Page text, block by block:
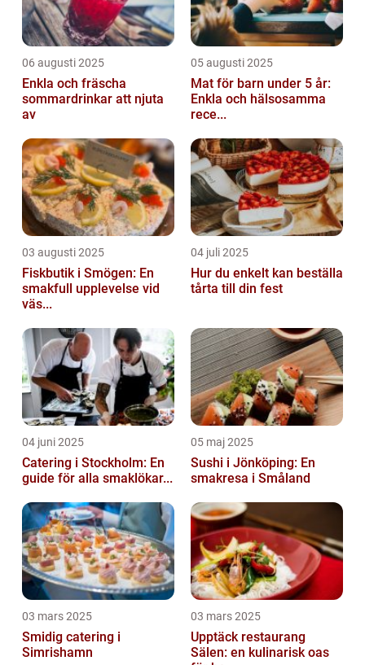
06 augusti 2025
Enkla och fräscha
sommardrinkar att njuta
av
05 augusti 2025
Mat för barn under 5 år:
Enkla och hälsosamma
rece...
03 augusti 2025
Fiskbutik i Smögen: En
smakfull upplevelse vid
väs...
04 juli 2025
Hur du enkelt kan beställa
tårta till din fest
04 juni 2025
Catering i Stockholm: En
guide för alla smaklökar...
05 maj 2025
Sushi i Jönköping: En
smakresa i Småland
03 mars 2025
Smidig catering i
Simrishamn
03 mars 2025
Upptäck restaurang
Sälen: en kulinarisk oas